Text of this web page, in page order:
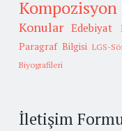
Konular Edebiyat
Paragraf Bilgisi LGS-
Biyografileri
İletişim